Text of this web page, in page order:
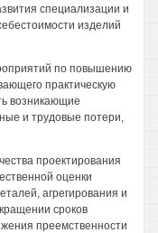
специализации и
изделий
по повышению
практическую
возникающие
и трудовые потери,
проектирования
оценки
агрегирования и
сроков
преемственности